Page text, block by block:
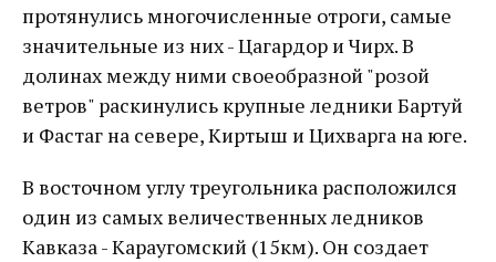
протянулись многочисленные отроги, самые
значительные из них - Цагардор и Чирх. В
долинах между ними своеобразной "розой
ветров" раскинулись крупные ледники Бартуй
и Фастаг на севере, Киртыш и Цихварга на юге.
В восточном углу треугольника расположился
один из самых величественных ледников
Кавказа - Караугомский (15км). Он создает